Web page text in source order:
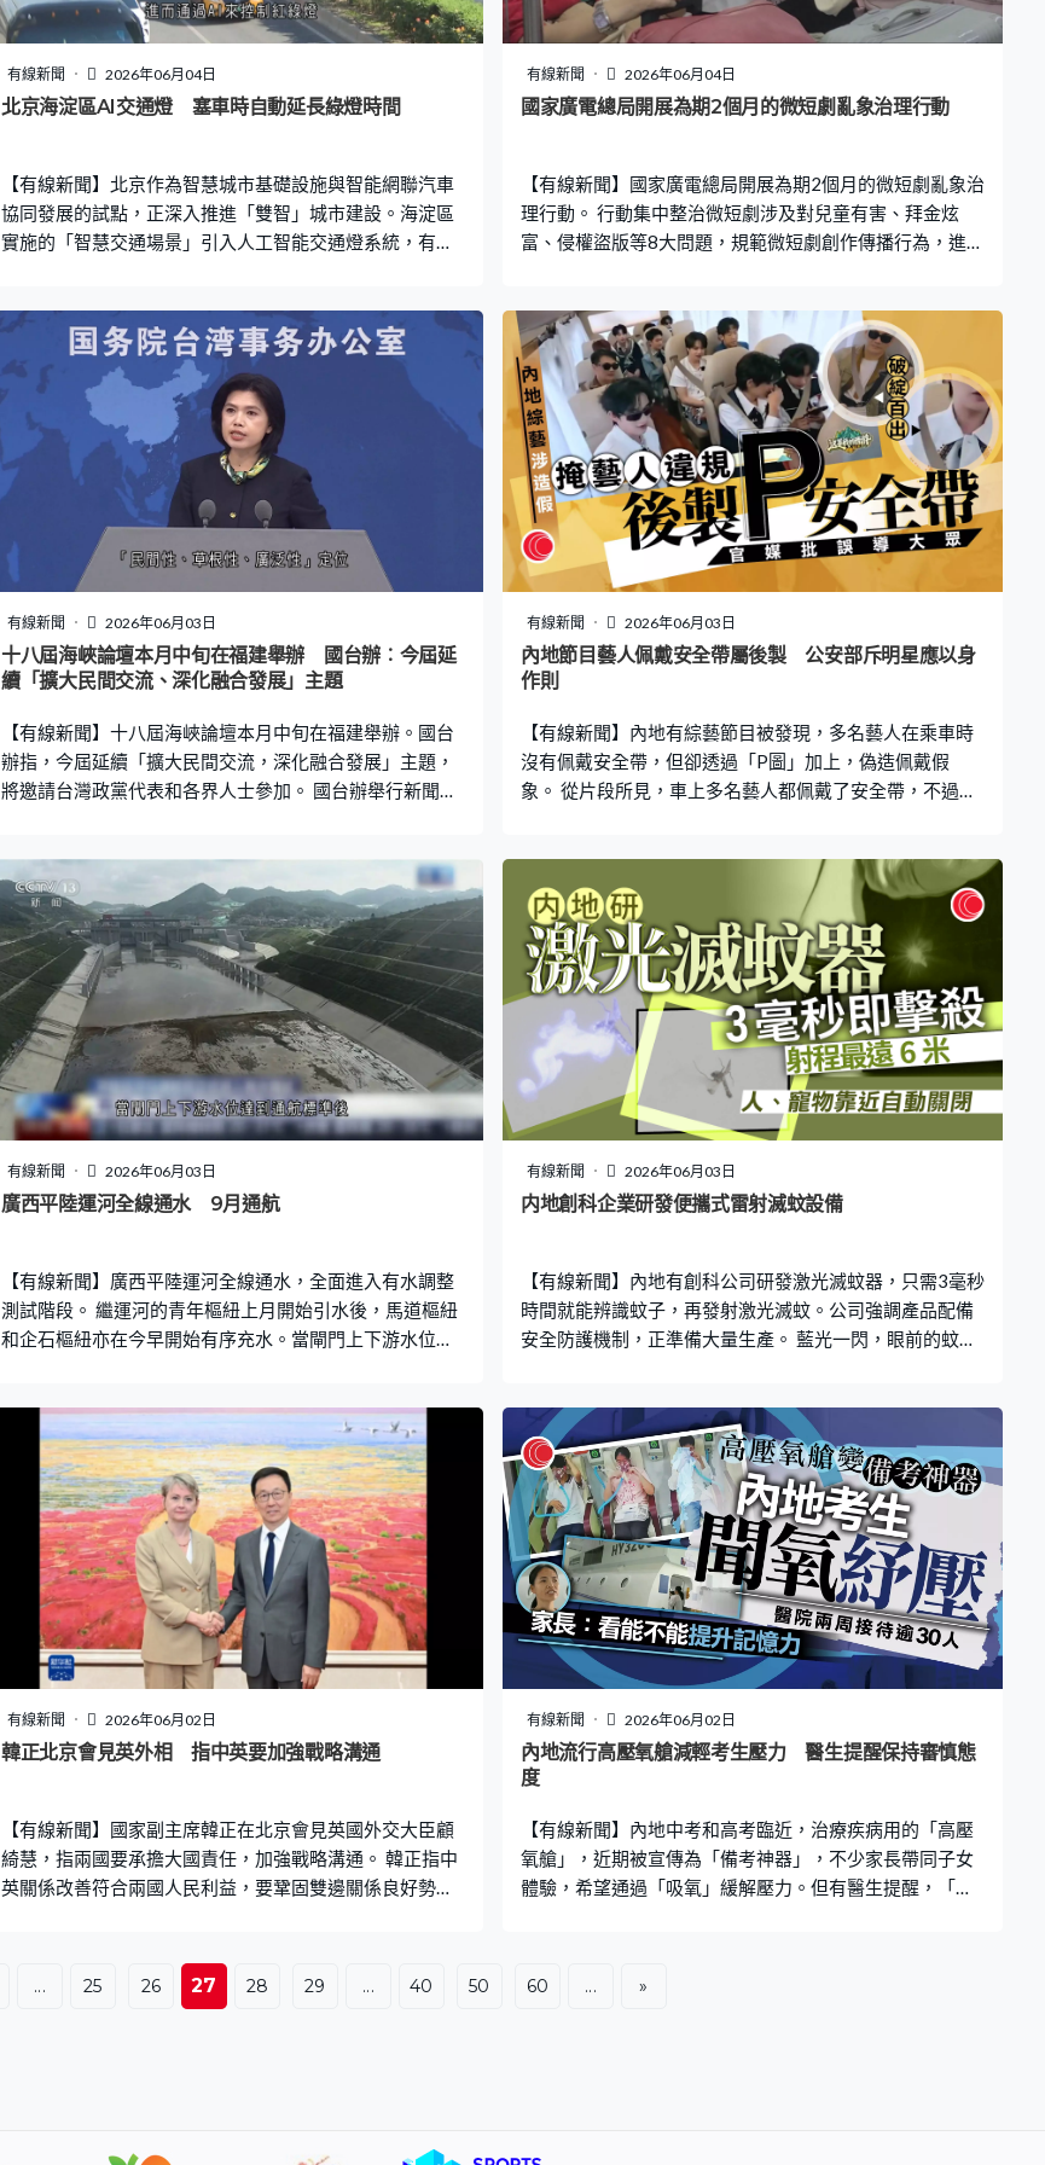
有線新聞 2026年06月04日
北京海淀區AI交通燈 塞車時自動延長綠燈時間
【有線新聞】北京作為智慧城市基礎設施與智能網聯汽車
協同發展的試點，正深入推進「雙智」城市建設。海淀區
實施的「智慧交通場景」引入人工智能交通燈系統，有效
知及即時分析能力，能夠根據實際路況自動調節綠燈時
長，例如塞車時，綠燈會自動延長1至15秒，配合通行需
求。司機周士廣：「平時下班晚高峰，經過魏公村路口，
要等兩、三波才能過路口。現在調整綠燈以後，基本上一
次就能通過。而且到下個路口也基本上能趕上綠燈，通行
順暢了不少。」 「雙智」城市智慧交通平台利用3D空間軌
跡拼接技術，採集數據後生成全息影像，全面還原路況，
實時分析交通流量和排隊長度，能夠在50秒內生成約200
套交通燈配時方案。 系統現時在海淀區19個路口實施，數
據顯示其中13個十字路口，整體車速提升約兩成一，擠塞
指數就下降約一成九。北京中關村科學城管理委員會產業
促進二處副處長趙甜蜜：「技術創新點是運用3D建模、空
間智能、數字孿生等技術，將路面上的交通參與者，包括
況進行實時精準的捕捉，再利用人
有線新聞 2026年06月04日
國家廣電總局開展為期2個月的微短劇亂象治理行動
【有線新聞】國家廣電總局開展為期2個月的微短劇亂象治
理行動。 行動集中整治微短劇涉及對兒童有害、拜金炫
富、侵權盜版等8大問題，規範微短劇創作傳播行為，進一
現的問題內容即查即改。在行動結束後，當局將總結經
驗，開展常態化監測監管並制定完善法規制度。
有線新聞 2026年06月03日
十八屆海峽論壇本月中旬在福建舉辦 國台辦︰今屆延
續「擴大民間交流、深化融合發展」主題
【有線新聞】十八屆海峽論壇本月中旬在福建舉辦。國台
辦指，今屆延續「擴大民間交流，深化融合發展」主題，
將邀請台灣政黨代表和各界人士參加。 國台辦舉行新聞發
會。朱鳳蓮：「本屆論壇堅持『民間性、草根性、廣泛
性』定位，延續『擴大民間交流，深化融合發展』主題，
設置基層交流、青年交流、文化交流」、經濟交流四大板
塊58項活動，將邀請台灣有關政黨代表，以及工會、青
年、婦女、民間信仰、農漁水利、文化旅遊、衛生健康，
工商金融等各界人士參加。」 被問到日本與菲律賓啟動專
屬經濟區與大陸架劃界談判，朱鳳蓮強調，日菲擬劃界海
域位於台灣以東，已嚴重侵害中國海洋權益，嚴重違反國
際法和國際關係基本準則，完全非法無效。朱鳳蓮：「兩
岸同胞同屬中華民族應站穩民族立場，堅持民族大義，共
同維護國家主權和領土完整，維護中華民族的整體利
益。」 對於台灣海巡部門指大陸海警在金門水域巡查，是
展執法巡查是正常履職行為。
有線新聞 2026年06月03日
內地節目藝人佩戴安全帶屬後製 公安部斥明星應以身
作則
【有線新聞】內地有綜藝節目被發現，多名藝人在乘車時
沒有佩戴安全帶，但卻透過「P圖」加上，偽造佩戴假
象。 從片段所見，車上多名藝人都佩戴了安全帶，不過看
安全容不下自斯欺人，不可看輕明星及綜藝節目的示範作
用，應在涉及公共利益、公共安全的問題上，嚴格以身作
則。 人民日報亦發表評論，指乘車不佩戴安全帶，本身已
涉嫌違反道路交通安全法相關規定，用後期技術偽造佩戴
假象則是誤導大眾對交通安全的認知。
有線新聞 2026年06月03日
廣西平陸運河全線通水 9月通航
【有線新聞】廣西平陸運河全線通水，全面進入有水調整
測試階段。 繼運河的青年樞紐上月開始引水後，馬道樞紐
和企石樞紐亦在今早開始有序充水。當閘門上下游水位達
量，預計整個過程需時約30日。 平陸運河是西部陸海新通
道工程，北起廣西平塘江口，經靈山縣沿欽江進入北部
灣，全長134.2公里，預計今年9月全線通航，將成為西部
地區貨物出海最便捷的通道。
有線新聞 2026年06月03日
内地創科企業研發便攜式雷射滅蚊設備
【有線新聞】內地有創科公司研發激光滅蚊器，只需3毫秒
時間就能辨識蚊子，再發射激光滅蚊。公司強調產品配備
安全防護機制，正準備大量生產。 藍光一閃，眼前的蚊子
激光雷達、AI視覺、改良演算法參數等技術，解決微型目
標識別的難題，紅外線雷射系統能快速、準確地滅蚊，多
感測器系統會持續追蹤蚊子的活動，快速打擊目標。 常州
光之矩智能科技負責人王川：「我們這個產品主要通過激
光雷達去辨識蚊子，它每次都是單點去辨識，一秒鐘發射
幾萬個點，光束發散度很小。它能辨識最遠6米的一個蚊
子，準確度相當高，它可以在3毫秒的時間識別出蚊子的特
徵，發射激光。」 團隊用了3年時間做出產品原型，又搭
建專業蚊蟲測試實驗室，不斷進行試驗。產品配備了安全
機制，當檢測到人或寵物靠近時激光會即時自動關閉，確
保安全，適用於室內、花園、營地等場景。 針對安全性問
題，公司回覆查詢時指，產品已通過國際權威機構認證，
這些認證將在七、八月陸續完成，目前公司已接到海外訂
有線新聞 2026年06月02日
韓正北京會見英外相 指中英要加強戰略溝通
【有線新聞】國家副主席韓正在北京會見英國外交大臣顧
綺慧，指兩國要承擔大國責任，加強戰略溝通。 韓正指中
英關係改善符合兩國人民利益，要鞏固雙邊關係良好勢
工智能、綠色發展等領域有廣泛共同利益和合作潛力，英
方願意與中方推進落實兩國領導人達成的重要共識，開展
有線新聞 2026年06月02日
內地流行高壓氧艙減輕考生壓力 醫生提醒保持審慎態
度
【有線新聞】內地中考和高考臨近，治療疾病用的「高壓
氧艙」，近期被宣傳為「備考神器」，不少家長帶同子女
體驗，希望通過「吸氧」緩解壓力。但有醫生提醒，「高
... 25 26 27 28 29 ... 40 50 60 ... »